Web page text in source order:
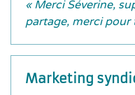
« Merci Séverine,
partage, merci pour
Marketing